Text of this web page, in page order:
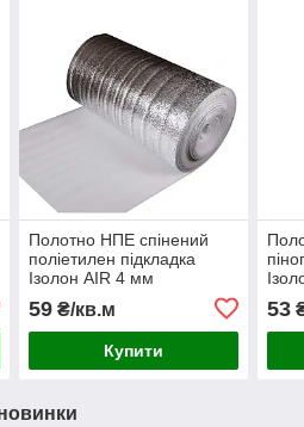
Полотно НПЕ спінений
поліетилен підкладка
Ізолон AIR 4 мм
металізованою плівкою
ширина 1м
59₴/кв.м
Купити
53